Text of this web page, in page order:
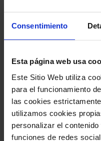
Consentimiento
Esta página web usa
Este Sitio Web utiliza
para el funcionamiento
las cookies
utilizamos cookies
personalizar el
funciones de redes
Coro Infantil
Clavé XXI
Clavé XXI se ha
Juvenil Clavé XXI